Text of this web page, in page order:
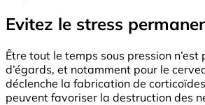
Evitez le stress
Être tout le temps sous pression
d’égards, et notamment pour le
déclenche la fabrication de
peuvent favoriser la destruction des